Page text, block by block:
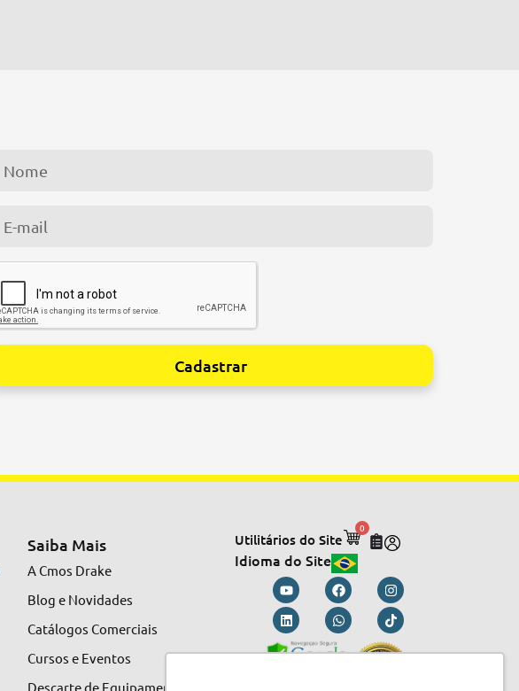
Cadastrar
Saiba Mais
A Cmos Drake
Blog e Novidades
Catálogos Comerciais
Cursos e Eventos
Descarte de Equipamentos
Utilitários do Site
0
Idioma do Site